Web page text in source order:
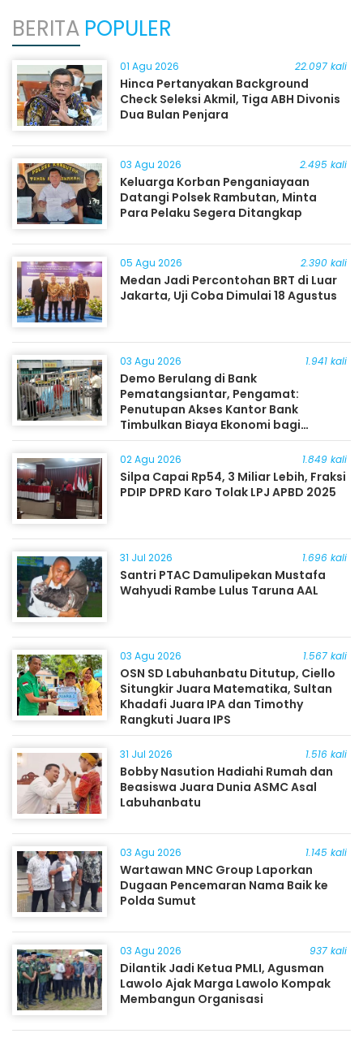
BERITA POPULER
01 Agu 2026 22.097 kali
Hinca Pertanyakan Background
Check Seleksi Akmil, Tiga ABH Divonis
Dua Bulan Penjara
03 Agu 2026 2.495 kali
Keluarga Korban Penganiayaan
Datangi Polsek Rambutan, Minta
Para Pelaku Segera Ditangkap
05 Agu 2026 2.390 kali
Medan Jadi Percontohan BRT di Luar
Jakarta, Uji Coba Dimulai 18 Agustus
03 Agu 2026 1.941 kali
Demo Berulang di Bank
Pematangsiantar, Pengamat:
Penutupan Akses Kantor Bank
Timbulkan Biaya Ekonomi bagi
Masyarakat
02 Agu 2026 1.849 kali
Silpa Capai Rp54, 3 Miliar Lebih, Fraksi
PDIP DPRD Karo Tolak LPJ APBD 2025
31 Jul 2026 1.696 kali
Santri PTAC Damulipekan Mustafa
Wahyudi Rambe Lulus Taruna AAL
03 Agu 2026 1.567 kali
OSN SD Labuhanbatu Ditutup, Ciello
Situngkir Juara Matematika, Sultan
Khadafi Juara IPA dan Timothy
Rangkuti Juara IPS
31 Jul 2026 1.516 kali
Bobby Nasution Hadiahi Rumah dan
Beasiswa Juara Dunia ASMC Asal
Labuhanbatu
03 Agu 2026 1.145 kali
Wartawan MNC Group Laporkan
Dugaan Pencemaran Nama Baik ke
Polda Sumut
03 Agu 2026 937 kali
Dilantik Jadi Ketua PMLI, Agusman
Lawolo Ajak Marga Lawolo Kompak
Membangun Organisasi